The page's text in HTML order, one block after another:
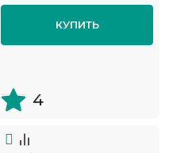
КУПИТЬ
4